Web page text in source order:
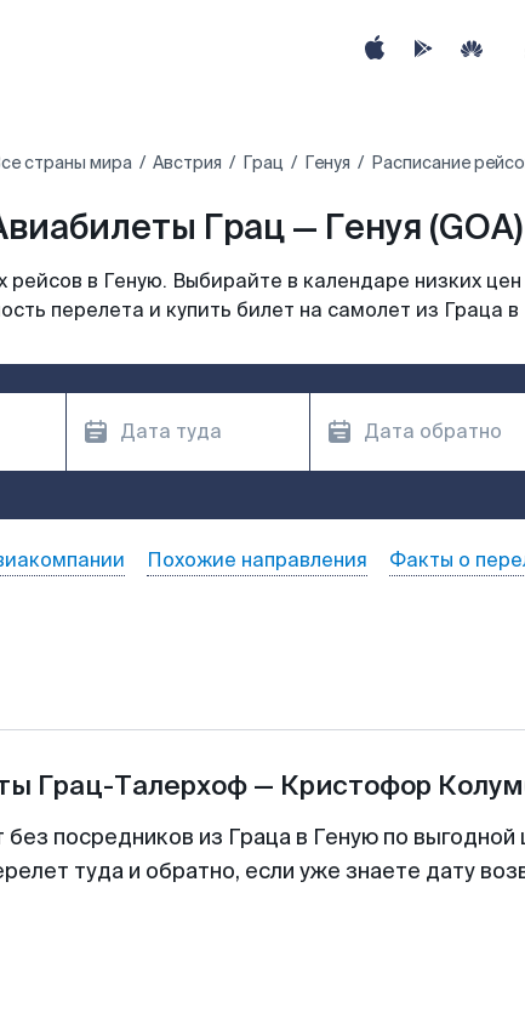
страны мира Австрия Грац Генуя Расписание
Грац — Генуя (GOA)
в Геную. Выбирайте в календаре низких
перелета и купить билет на самолет из Граца
Похожие направления Факты о
Грац-Талерхоф — Кристофор
посредников из Граца в Геную по
туда и обратно, если уже знаете дату